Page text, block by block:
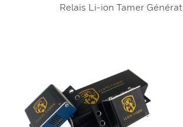
Relais Li-ion Tamer